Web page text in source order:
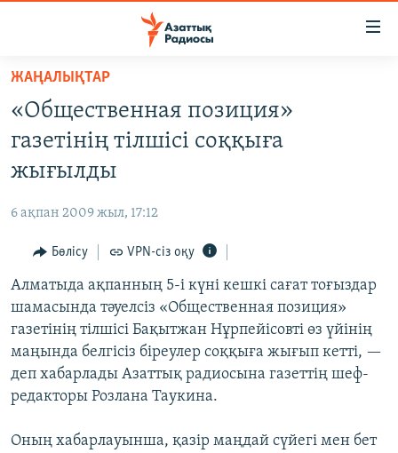
Skip
main
content
to
main
Search
ЖАҢАЛЫҚТАР
АДАМ ҚҰҚЫҚТАРЫ
ӘЛЕУМЕТ
ӘЛЕМ
АРНАЙЫ ЖОБАЛАР
Русский
ЖАҢАЛЫҚТАР
«Общественная позиция»
газетінің тілшісі соққыға
жығылды
6 ақпан 2009 жыл, 17:12
Бөлісу VPN-сіз оқу
Алматыда ақпанның 5-і күні кешкі сағат тоғыздар
шамасында тәуелсіз «Общественная позиция»
газетінің тілшісі Бақытжан Нұрпейісовті өз үйінің
маңында белгісіз біреулер соққыға жығып кетті, —
деп хабарлады Азаттық радиосына газеттің шеф-
редакторы Розлана Таукина.
Оның хабарлауынша, қазір маңдай сүйегі мен бет